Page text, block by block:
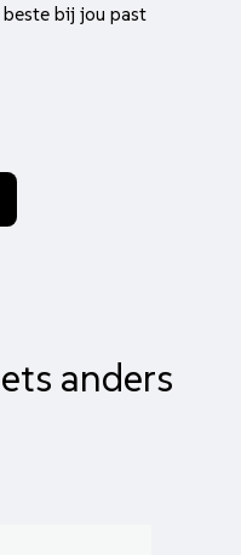
bij jou past
anders